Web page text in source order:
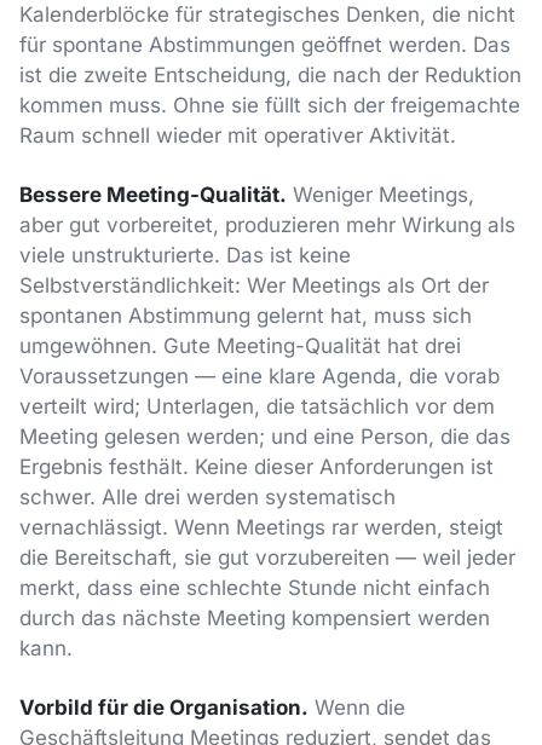
Kalenderblöcke für strategisches Denken, die nicht
für spontane Abstimmungen geöffnet werden. Das
ist die zweite Entscheidung, die nach der Reduktion
kommen muss. Ohne sie füllt sich der freigemachte
Raum schnell wieder mit operativer Aktivität.
Bessere Meeting-Qualität. Weniger Meetings,
aber gut vorbereitet, produzieren mehr Wirkung als
viele unstrukturierte. Das ist keine
Selbstverständlichkeit: Wer Meetings als Ort der
spontanen Abstimmung gelernt hat, muss sich
umgewöhnen. Gute Meeting-Qualität hat drei
Voraussetzungen — eine klare Agenda, die vorab
verteilt wird; Unterlagen, die tatsächlich vor dem
Meeting gelesen werden; und eine Person, die das
Ergebnis festhält. Keine dieser Anforderungen ist
schwer. Alle drei werden systematisch
vernachlässigt. Wenn Meetings rar werden, steigt
die Bereitschaft, sie gut vorzubereiten — weil jeder
merkt, dass eine schlechte Stunde nicht einfach
durch das nächste Meeting kompensiert werden
kann.
Vorbild für die Organisation. Wenn die
Geschäftsleitung Meetings reduziert, sendet das